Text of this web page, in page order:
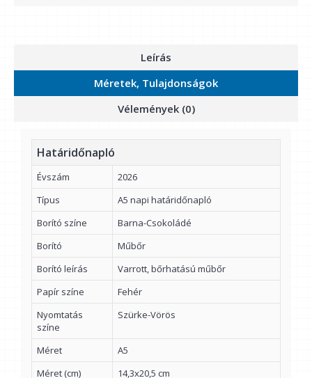
Leírás
Méretek, Tulajdonságok
Vélemények (0)
Határidőnapló
Évszám
2026
Típus
A5 napi határidőnapló
Borító színe
Barna-Csokoládé
Borító
Műbőr
Borító leírás
Varrott, bőrhatású műbőr
Papír színe
Fehér
Nyomtatás
színe
Szürke-Vörös
Méret
A5
Méret (cm)
14,3x20,5 cm